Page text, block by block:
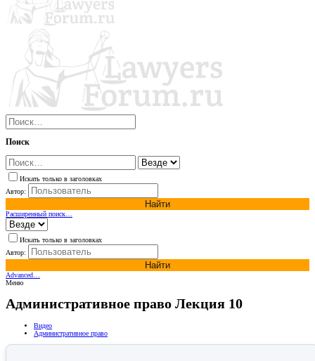
Поиск
Искать только в заголовках
Автор:
Найти
Расширенный поиск…
Искать только в заголовках
Автор:
Найти
Advanced…
Меню
Административное право Лекция 10
Видео
Административное право